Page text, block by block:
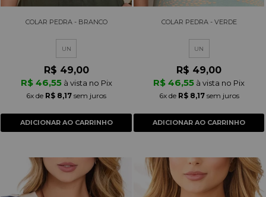
COLAR PEDRA - BRANCO
UN
R$ 49,00
R$ 46,55 à vista no Pix
6x de R$ 8,17 sem juros
ADICIONAR AO CARRINHO
COLAR PEDRA - VERDE
UN
R$ 49,00
R$ 46,55 à vista no Pix
6xde R$ 8,17sem juros
ADICIONAR AO CARRINHO